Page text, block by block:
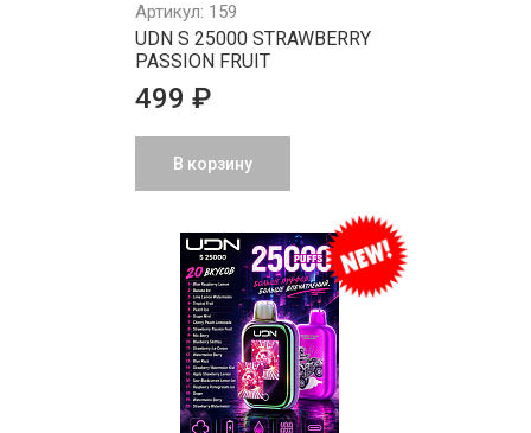
Артикул: 159
UDN S 25000 STRAWBERRY
PASSION FRUIT
499 ₽
В корзину